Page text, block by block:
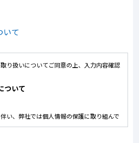
いて
り扱いについてご同意の上、入力内容確認
ついて
い、弊社では個人情報の保護に取り組んで